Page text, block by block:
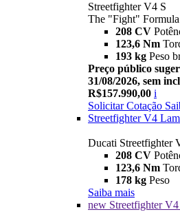
Streetfighter V4 S
The "Fight"
208 CV
123,6 Nm
193 kg Peso
Preço público
31/08/2026, sem
R$157.990,00 i
Solicitar Cotação
Streetfighter V4
Ducati Streetfighter
208 CV
123,6 Nm
178 kg Peso
Saiba mais
new Streetfighter